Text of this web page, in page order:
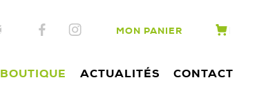
MON PANIER
BOUTIQUE ACTUALITÉS CONTACT